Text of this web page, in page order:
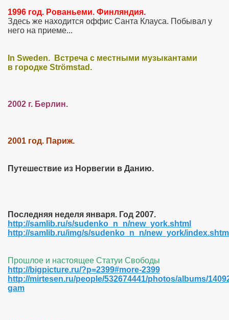
1996 год. Рованьеми. Финляндия.
Здесь же находится оффис Санта Клауса. Побывал у
него на приеме...
In Sweden. Встреча с местными музыкантами
в городке Strömstad .
2002 г. Берлин.
2001 год. Париж.
Путешествие из Норвегии в Данию.
Последняя неделя января. Год 2007.
http://samlib.ru/s/sudenko_n_n/new_york.shtml
http://samlib.ru/img/s/sudenko_n_n/new_york/
Прошлое и настоящее Статуи Свободы
http://bigpicture.ru/?p=2399#more-2399
http://mirtesen.ru/people/532674441/photos/albums/
gam